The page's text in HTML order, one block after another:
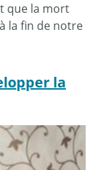
que la mort
la fin de notre
la